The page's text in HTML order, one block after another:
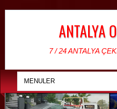
ANTALYA
7 / 24 ANTALYA